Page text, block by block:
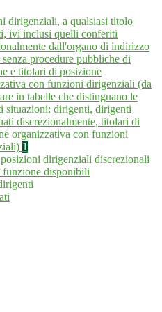
dirigenziali, a qualsiasi titolo
ivi inclusi quelli conferiti
dall'organo di indirizzo
procedure pubbliche di
e titolari di posizione
con funzioni dirigenziali (da
in tabelle che distinguano le
situazioni: dirigenti, dirigenti
discrezionalmente, titolari di
organizzativa con funzioni
1
dirigenziali discrezionali
funzione disponibili